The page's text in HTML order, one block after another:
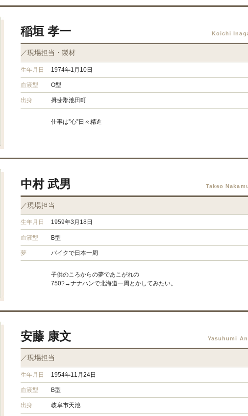
稲垣 孝一 Koichi
／現場担当・製材
生年月日 1974年1月10日
血液型 O型
出身 揖斐郡池田町
仕事は”心”日々精進
中村 武男 Takeo
／現場担当
生年月日 1959年3月18日
血液型 B型
夢 バイクで日本一周
子供のころからの夢であこがれの
750?→ナナハンで北海道一周とかしてみたい。
安藤 康文 Yasuhumi
／現場担当
生年月日 1954年11月24日
血液型 B型
出身 岐阜市天池